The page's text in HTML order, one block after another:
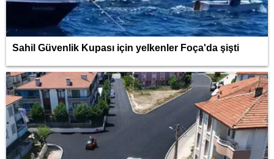
Sahil Güvenlik Kupası için yelkenler Foça'da şişti